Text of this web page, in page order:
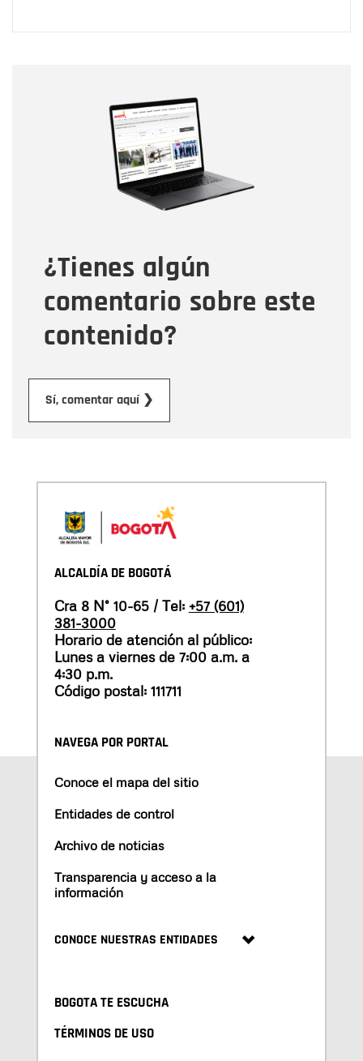
¿Tienes algún
comentario sobre este
contenido?
Sí, comentar aquí ❯
Correo electrónico
Tipo de comentario
Mensaje
ALCALDÍA DE BOGOTÁ
Cra 8 N° 10-65 / Tel: +57 (601)
381-3000
Horario de atención al público:
Lunes a viernes de 7:00 a.m. a
4:30 p.m.
Código postal: 111711
NAVEGA POR PORTAL
Conoce el mapa del sitio
Entidades de control
Archivo de noticias
Transparencia y acceso a la
información
CONOCE NUESTRAS ENTIDADES
BOGOTA TE ESCUCHA
TÉRMINOS DE USO